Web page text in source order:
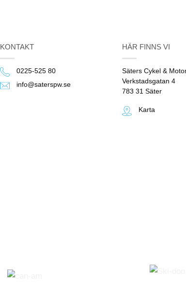
KONTAKT
0225-525 80
info@saterspw.se
HÄR FINNS VI
Säters Cykel &
Verkstadsgatan 4
783 31 Säter
Karta